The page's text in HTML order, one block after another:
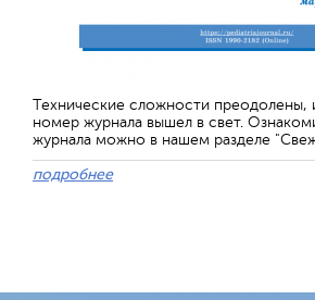
Технические сложности преодолены,
номер журнала вышел в свет.
журнала можно в нашем разделе
подробнее